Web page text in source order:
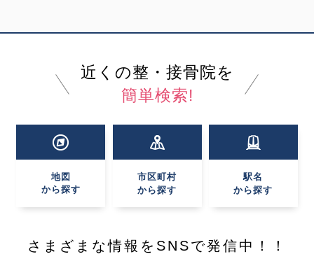
近くの整・接骨院を
簡単検索!
地図
から探す
市区町村
から探す
駅名
から探す
さまざまな情報を SNSで発信中！！